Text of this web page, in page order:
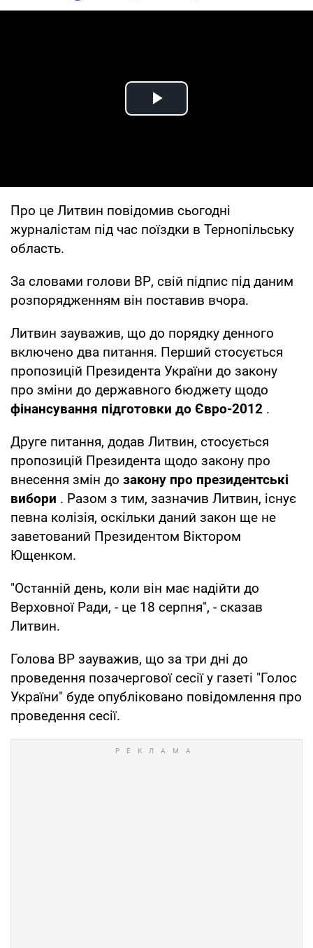
Play Video
Про це Литвин повідомив сьогодні
журналістам під час поїздки в Тернопільську
область.
За словами голови ВР, свій підпис під даним
розпорядженням він поставив вчора.
Литвин зауважив, що до порядку денного
включено два питання. Перший стосується
пропозицій Президента України до закону
про зміни до державного бюджету щодо
фінансування підготовки до Євро-2012 .
Друге питання, додав Литвин, стосується
пропозицій Президента щодо закону про
внесення змін до закону про президентські
вибори . Разом з тим, зазначив Литвин, існує
певна колізія, оскільки даний закон ще не
заветований Президентом Віктором
Ющенком.
"Останній день, коли він має надійти до
Верховної Ради, - це 18 серпня", - сказав
Литвин.
Голова ВР зауважив, що за три дні до
проведення позачергової сесії у газеті "Голос
України" буде опубліковано повідомлення про
проведення сесії.